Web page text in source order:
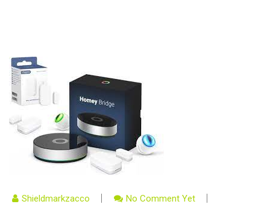
Shieldmarkzacco
No Comment Yet